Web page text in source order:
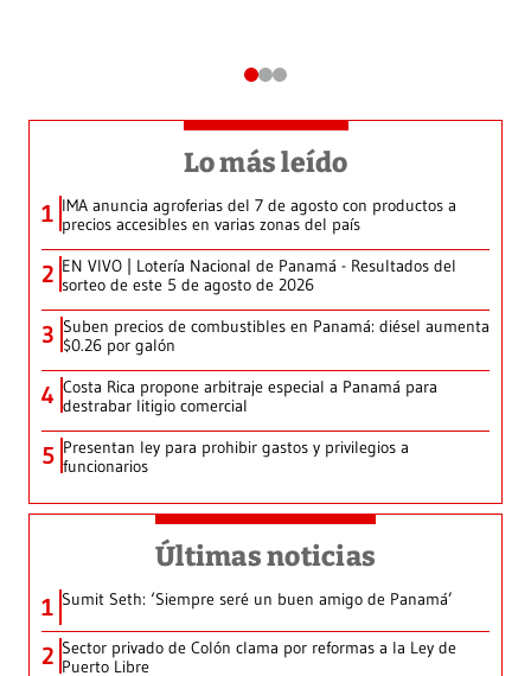
Lo más leído
1 IMA anuncia agroferias del 7 de agosto con productos a
precios accesibles en varias zonas del país
2 EN VIVO | Lotería Nacional de Panamá - Resultados del
sorteo de este 5 de agosto de 2026
3 Suben precios de combustibles en Panamá: diésel aumenta
$0.26 por galón
4 Costa Rica propone arbitraje especial a Panamá para
destrabar litigio comercial
5 Presentan ley para prohibir gastos y privilegios a
funcionarios
Últimas noticias
1 Sumit Seth: ‘Siempre seré un buen amigo de Panamá’
2 Sector privado de Colón clama por reformas a la Ley de
Puerto Libre